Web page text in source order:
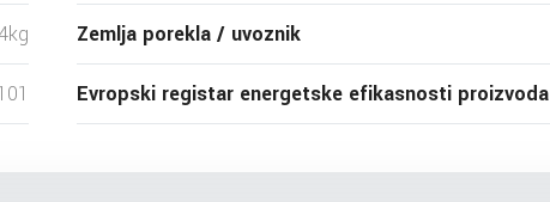
Zemlja porekla / uvoznik
Evropski registar energetske efikasnosti proizvoda